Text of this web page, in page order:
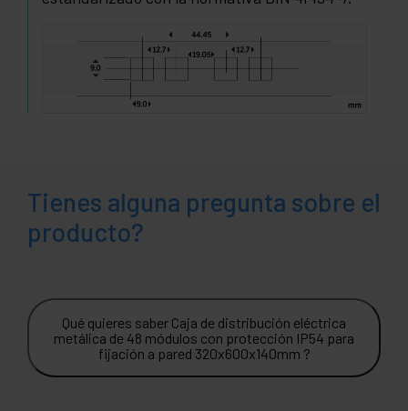
Tienes alguna pregunta sobre el
producto?
Qué quieres saber Caja de distribución eléctrica
metálica de 48 módulos con protección IP54 para
fijación a pared 320x600x140mm ?